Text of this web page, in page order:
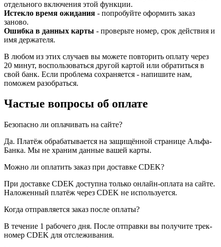
отдельного включения этой функции.
Истекло время ожидания - попробуйте оформить заказ
заново.
Ошибка в данных карты - проверьте номер, срок действия и
имя держателя.
В любом из этих случаев вы можете повторить оплату через
20 минут, воспользоваться другой картой или обратиться в
свой банк. Если проблема сохраняется - напишите нам,
поможем разобраться.
Частые вопросы об оплате
Безопасно ли оплачивать на сайте?
Да. Платёж обрабатывается на защищённой странице Альфа-
Банка. Мы не храним данные вашей карты.
Можно ли оплатить заказ при доставке CDEK?
При доставке CDEK доступна только онлайн-оплата на сайте.
Наложенный платёж через CDEK не используется.
Когда отправляется заказ после оплаты?
В течение 1 рабочего дня. После отправки вы получите трек-
номер CDEK для отслеживания.